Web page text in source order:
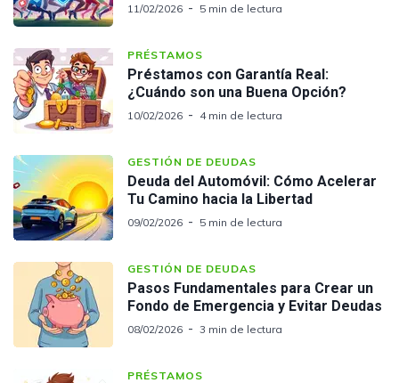
11/02/2026 5 min de lectura
PRÉSTAMOS
Préstamos con Garantía Real:
¿Cuándo son una Buena Opción?
10/02/2026 4 min de lectura
GESTIÓN DE DEUDAS
Deuda del Automóvil: Cómo Acelerar
Tu Camino hacia la Libertad
09/02/2026 5 min de lectura
GESTIÓN DE DEUDAS
Pasos Fundamentales para Crear un
Fondo de Emergencia y Evitar Deudas
08/02/2026 3 min de lectura
PRÉSTAMOS